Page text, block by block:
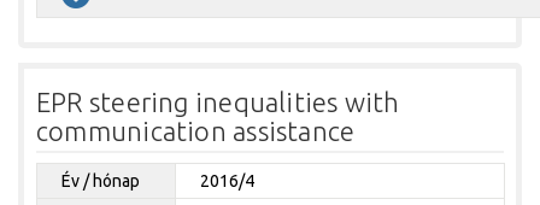
EPR steering inequalities with
communication assistance
Év / hónap
2016/4